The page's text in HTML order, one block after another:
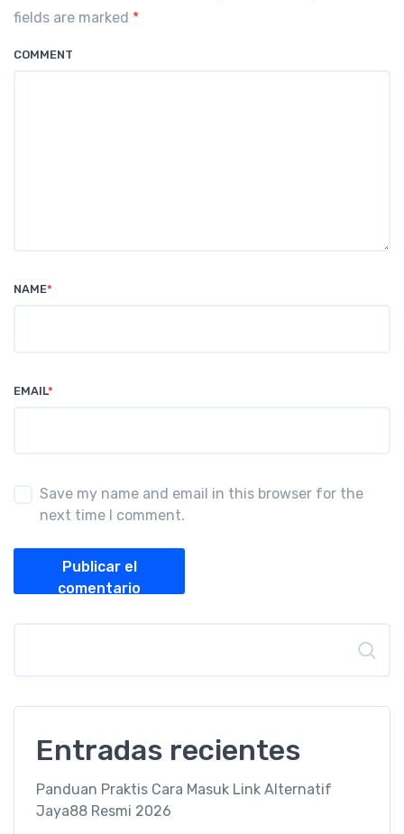
fields are marked *
COMMENT
NAME*
EMAIL*
Save my name and email in this browser for the
next time I comment.
Publicar el
comentario
Entradas recientes
Panduan Praktis Cara Masuk Link Alternatif
Jaya88 Resmi 2026